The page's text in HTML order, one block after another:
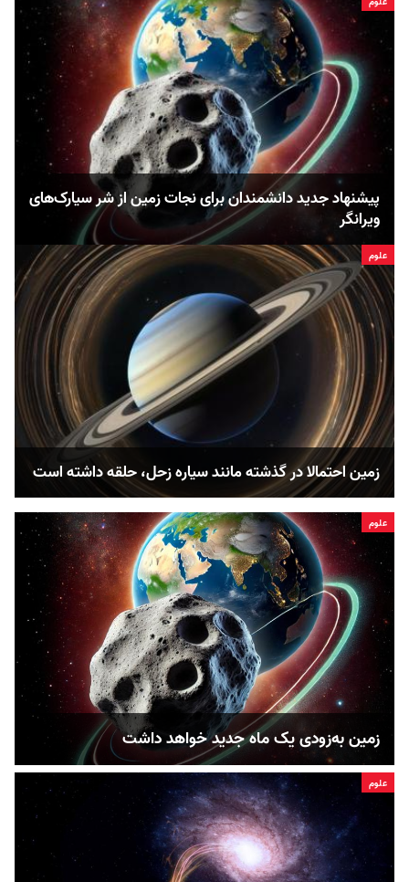
پیشنهاد جدید دانشمندان برای نجات زمین از شر سیارک‌های
ویرانگر
علوم
زمین احتمالا در گذشته مانند سیاره زحل، حلقه‌‌ داشته است
علوم
زمین به‌زودی یک ماه جدید خواهد داشت
علوم